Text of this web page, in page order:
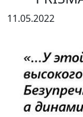
11.05.2022